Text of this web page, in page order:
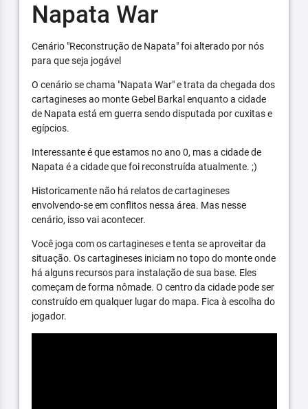
Napata War
Cenário "Reconstrução de Napata" foi alterado por nós
para que seja jogável
O cenário se chama "Napata War" e trata da chegada dos
cartagineses ao monte Gebel Barkal enquanto a cidade
de Napata está em guerra sendo disputada por cuxitas e
egípcios.
Interessante é que estamos no ano 0, mas a cidade de
Napata é a cidade que foi reconstruída atualmente. ;)
Historicamente não há relatos de cartagineses
envolvendo-se em conflitos nessa área. Mas nesse
cenário, isso vai acontecer.
Você joga com os cartagineses e tenta se aproveitar da
situação. Os cartagineses iniciam no topo do monte onde
há alguns recursos para instalação de sua base. Eles
começam de forma nômade. O centro da cidade pode ser
construído em qualquer lugar do mapa. Fica à escolha do
jogador.